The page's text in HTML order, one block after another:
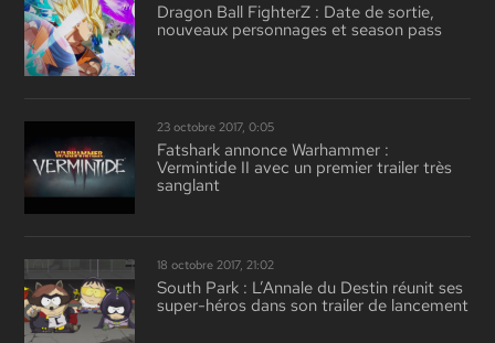
Dragon Ball FighterZ : Date de sortie,
nouveaux personnages et season pass
23 octobre 2017, 0:05
Fatshark annonce Warhammer :
Vermintide II avec un premier trailer très
sanglant
18 octobre 2017, 21:02
South Park : L’Annale du Destin réunit ses
super-héros dans son trailer de lancement